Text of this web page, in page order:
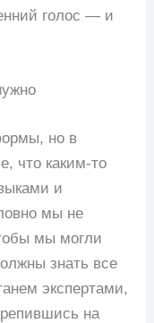
голос — и
но в
что каким-то
и
мы не
мы могли
знать все
экспертами,
на